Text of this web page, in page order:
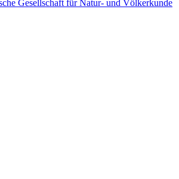
Gesellschaft für Natur- und Völkerkunde